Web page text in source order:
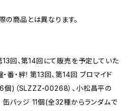
の商品とは異なります。
回、第14回にて販売を予定していた
番・絆! 第13回、第14回 ブロマイド
)（SLZZZ-00268）、小松昌平の
缶バッジ 11個(全32種からランダムで